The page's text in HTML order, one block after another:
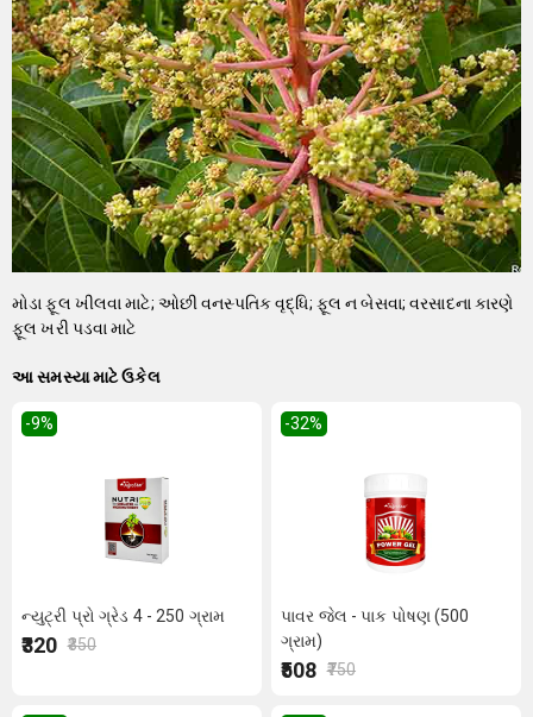
મોડા ફૂલ ખીલવા માટે; ઓછી વનસ્પતિક વૃદ્ધિ; ફૂલ ન બેસવા; વરસાદના કારણે
ફૂલ ખરી પડવા માટે
આ સમસ્યા માટે ઉકેલ
-9%
ન્યુટ્રી પ્રો ગ્રેડ 4 - 250 ગ્રામ
₹320 ₹350
-32%
પાવર જેલ - પાક પોષણ (500
ગ્રામ)
₹508 ₹750